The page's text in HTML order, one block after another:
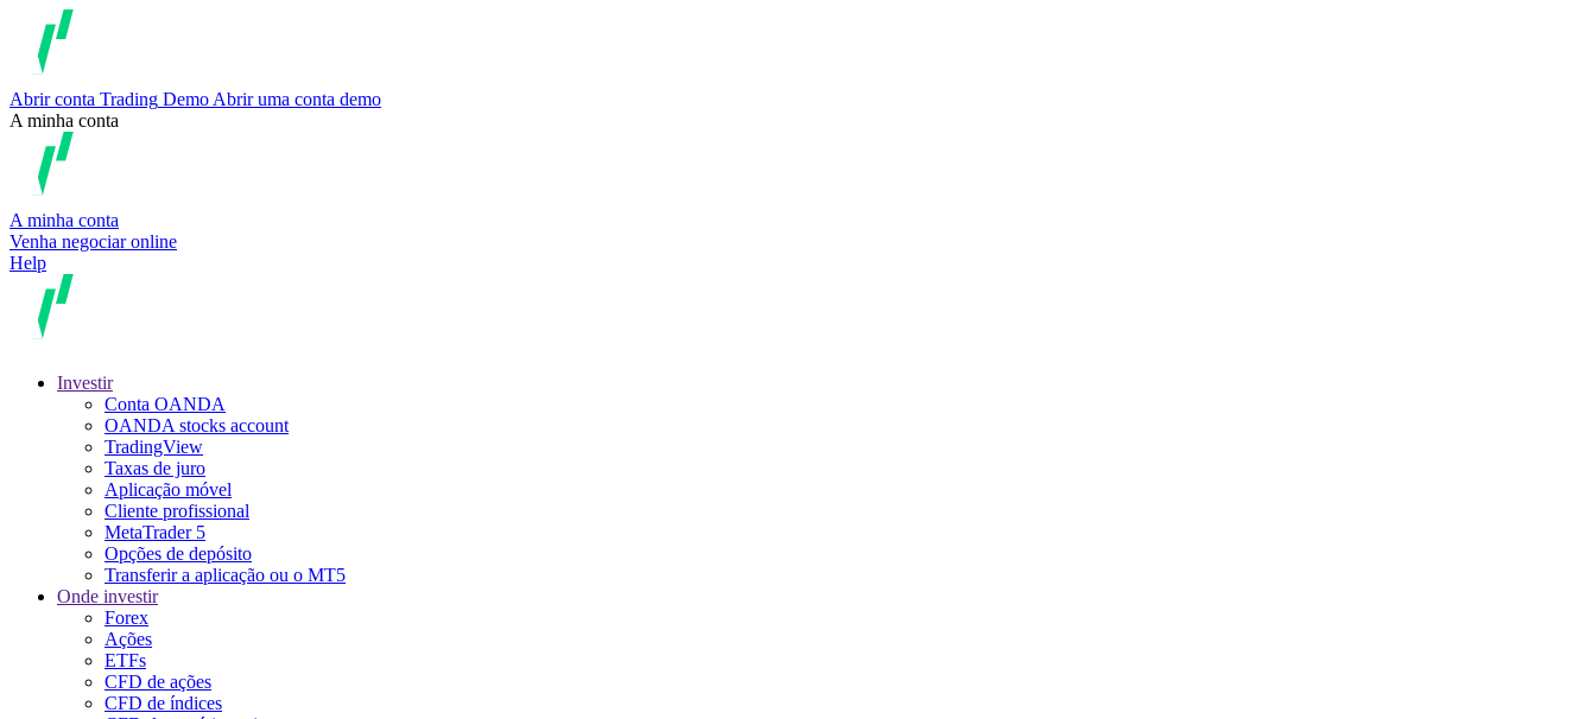
Abrir conta Trading Demo Abrir uma conta demo
A minha conta
A minha conta
Venha negociar online
Help
Investir
Conta OANDA
OANDA stocks account
TradingView
Taxas de juro
Aplicação móvel
Cliente profissional
MetaTrader 5
Opções de depósito
Transferir a aplicação ou o MT5
Onde investir
Forex
Ações
ETFs
CFD de ações
CFD de índices